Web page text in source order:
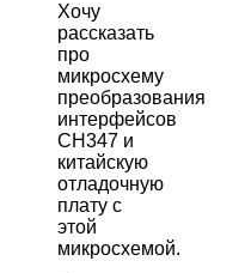
Хочу
рассказать
про
микросхему
преобразования
интерфейсов
CH347 и
китайскую
отладочную
плату с
этой
микросхемой.